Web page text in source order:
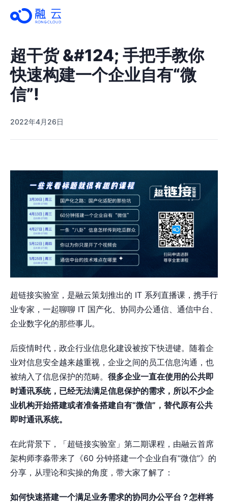
超干货 &#124; 手把手教你
快速构建一个企业自有“微
信”!
2022年4月26日
超链接实验室，是融云策划推出的 IT 系列直播课，携手行
业专家，一起聊聊 IT 国产化、协同办公通信、通信中台、
企业数字化的那些事儿。
后疫情时代，政企行业信息化建设被按下快进键。随着企
业对信息安全越来越重视，企业之间的员工信息沟通，也
被纳入了信息保护的范畴。 很多企业一直在使用的公共即
时通讯系统，已经无法满足信息保护的需求，所以不少企
业机构开始搭建或者准备搭建自有“微信”，替代原有公共
即时通讯系统。
在此背景下，「超链接实验室」第二期课程，由融云首席
架构师李淼带来了《60 分钟搭建一个企业自有“微信”》的
分享，从理论和实操的角度，带大家了解了：
如何快速搭建一个满足业务需求的协同办公平台？怎样将